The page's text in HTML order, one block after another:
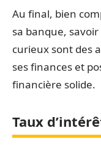
Au final, bien
sa banque,
curieux sont des
ses finances et
financière solide.
Taux